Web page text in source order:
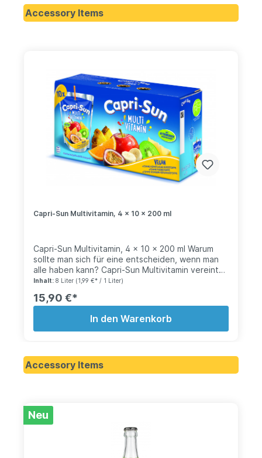
Accessory Items
Capri-Sun Multivitamin, 4 x 10 x 200 ml
Capri-Sun Multivitamin, 4 x 10 x 200 ml Warum
sollte man sich für eine entscheiden, wenn man
alle haben kann? Capri-Sun Multivitamin vereint
den Geschmack von Orange, Apfel, Ananas,
Getränk. Lecker hoch 6! Ohne
künstliche Süssstoffe
Inhalt: 8 Liter (1,99 €* / 1 Liter)
15,90 €*
In den Warenkorb
Accessory Items
Neu